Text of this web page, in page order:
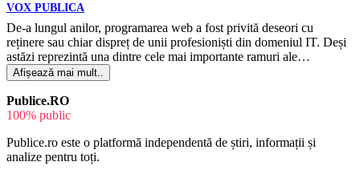
VOX PUBLICA
De-a lungul anilor, programarea web a fost privită deseori cu
reținere sau chiar dispreț de unii profesioniști din domeniul IT. Deși
astăzi reprezintă una dintre cele mai importante ramuri ale…
Afișează mai mult..
Publice.RO
100% public
Publice.ro este o platformă independentă de știri, informații și
analize pentru toți.